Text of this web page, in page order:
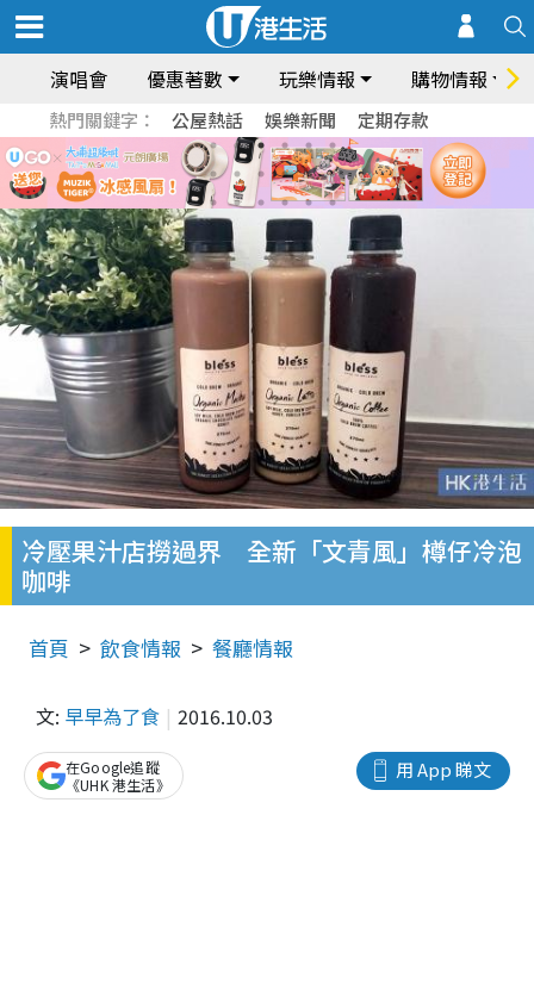
演唱會 優惠著數 玩樂情報 購物情報
熱門關鍵字： 公屋熱話 娛樂新聞 定期存款
冷壓果汁店撈過界 全新「文青風」樽仔冷泡
咖啡
首頁 飲食情報 餐廳情報
文: 早早為了食 2016.10.03
用 App 睇文
在Google追蹤
《UHK 港生活》